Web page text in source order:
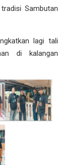
Sambutan
lagi tali
di kalangan